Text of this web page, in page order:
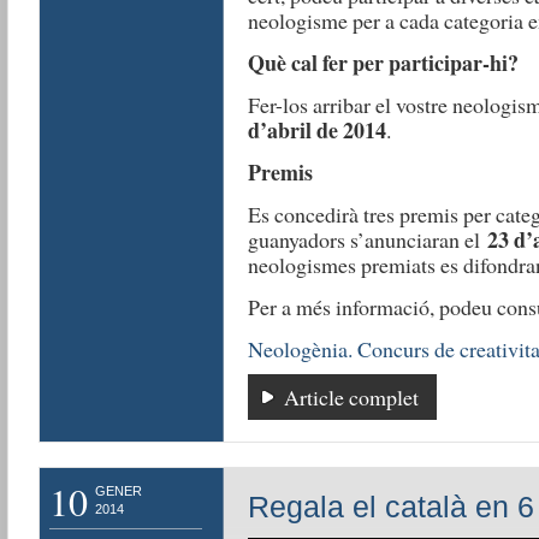
neologisme per a cada categoria
Què cal fer per participar-hi?
Fer-los arribar el vostre
d’abril de 2014.
Premis
Es concedirà tres premis per
guanyadors s’anunciaran el 23
neologismes premiats es
Per a més informació, podeu
Neologènia. Concurs de
Article complet
10 GENER
2014
Regala el català en